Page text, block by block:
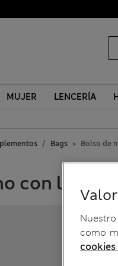
MUJER LENCERÍA
Bags Bolso de
con
como